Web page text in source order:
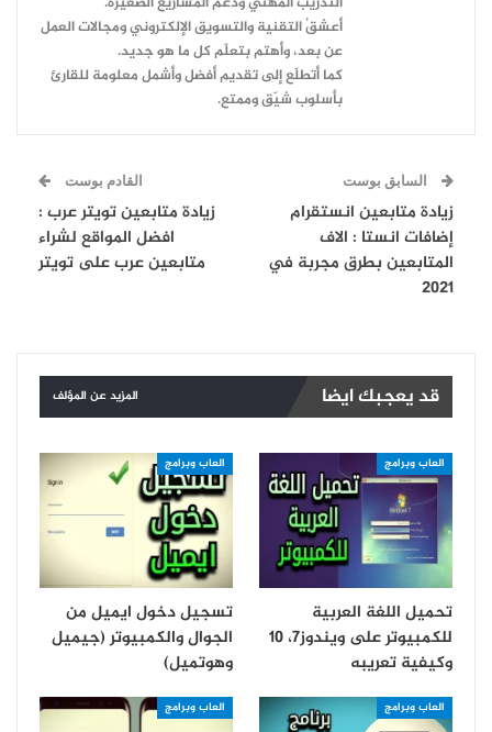
أعشقُ التقنية والتسويق الإلكتروني ومجالات العمل
عن بعد، وأهتم بتعلّم كل ما هو جديد.
كما أتطلّع إلى تقديم أفضل وأشمل معلومة للقارئ
بأسلوب شيّق وممتع.
السابق بوست
زيادة متابعين انستقرام
إضافات انستا : الاف
المتابعين بطرق مجربة في
2021
القادم بوست
زيادة متابعين تويتر عرب :
افضل المواقع لشراء
متابعين عرب على تويتر
قد يعجبك ايضا المزيد عن المؤلف
العاب وبرامج
تحميل اللغة العربية
للكمبيوتر على ويندوز7، 10
وكيفية تعريبه
العاب وبرامج
تسجيل دخول ايميل من
الجوال والكمبيوتر (جيميل
وهوتميل)
العاب وبرامج العاب وبرامج